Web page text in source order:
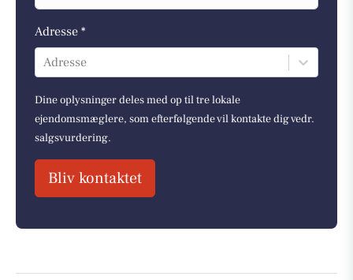
Adresse *
Adresse
Dine oplysninger deles med op til tre lokale
ejendomsmæglere, som efterfølgende vil kontakte dig vedr.
salgsvurdering.
Bliv kontaktet